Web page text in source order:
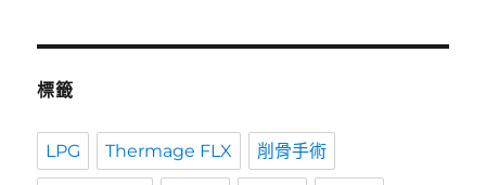
標籤
LPG Thermage FLX 削骨手術